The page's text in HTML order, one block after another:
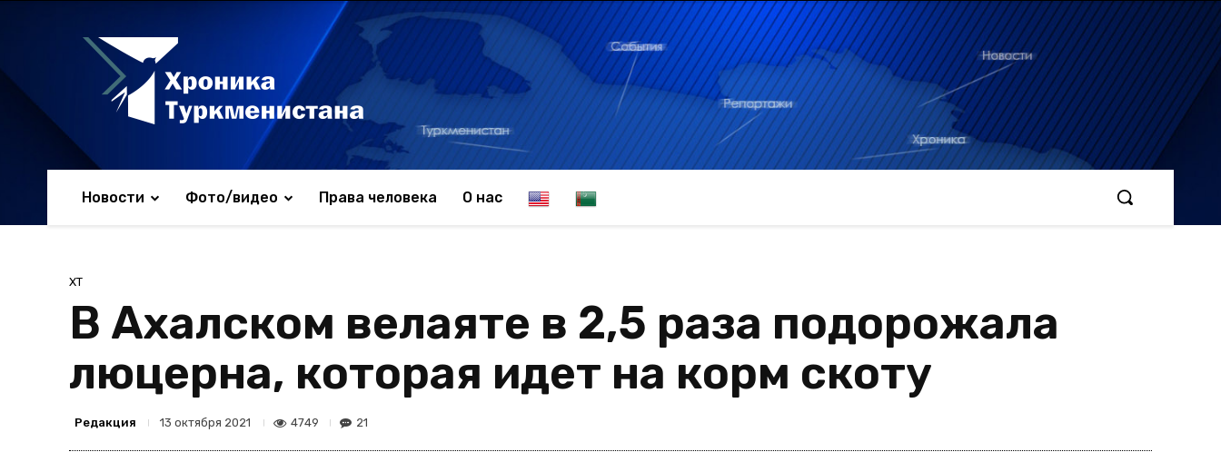
Новости Фото/видео Права человека О нас E T
r
k
ХТ
В Ахалском велаяте в 2,5 раза подорожала
люцерна, которая идет на корм скоту
Редакция 13 октября 2021 4749 21